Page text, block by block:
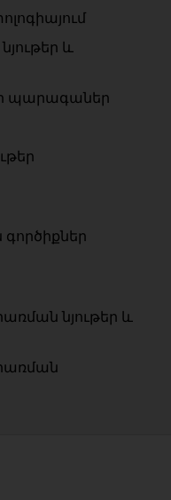
և
պարագաներ
նյութեր և